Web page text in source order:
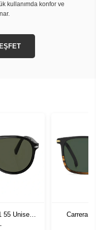
kullanımda konfor ve
55 Unisex
Carrera